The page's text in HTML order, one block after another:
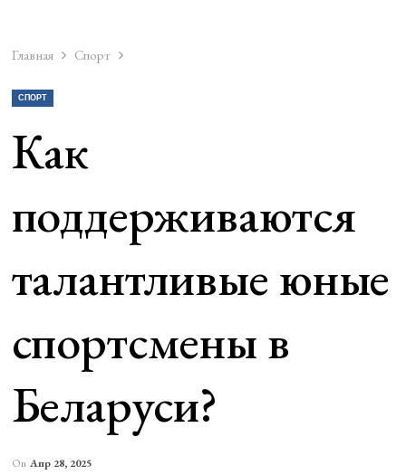
Главная Спорт
СПОРТ
Как
поддерживаются
талантливые юные
спортсмены в
Беларуси?
On Апр 28, 2025